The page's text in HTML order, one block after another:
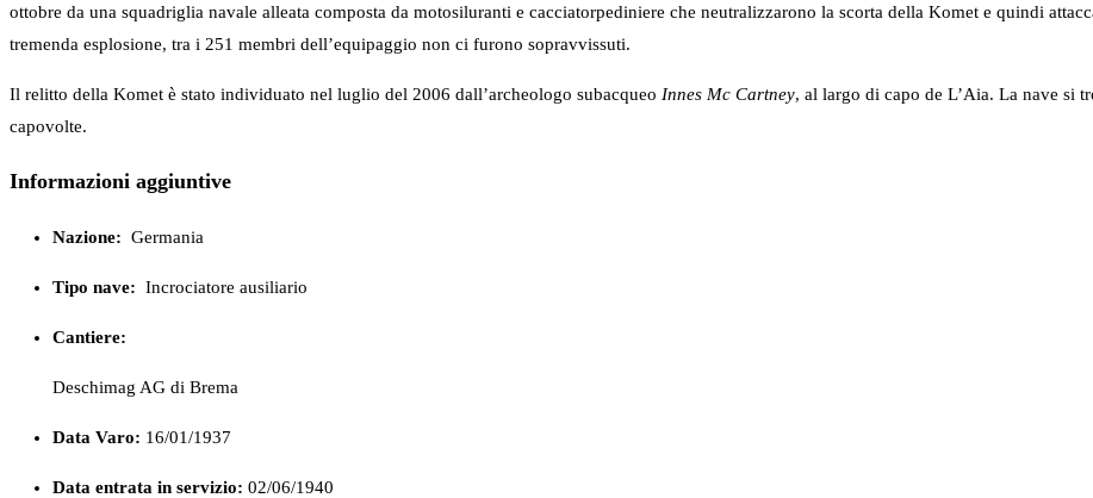
ottobre da una squadriglia navale alleata composta da motosiluranti e cacciatorpediniere che neutralizzarono la scorta della Komet e quindi
tremenda esplosione, tra i 251 membri dell’equipaggio non ci furono sopravvissuti.
Il relitto della Komet è stato individuato nel luglio del 2006 dall’archeologo subacqueo Innes Mc Cartney, al largo di capo de L’Aia. La nave si
capovolte.
Informazioni aggiuntive
Nazione: Germania
Tipo nave: Incrociatore ausiliario
Cantiere:
Deschimag AG di Brema
Data Varo: 16/01/1937
Data entrata in servizio: 02/06/1940